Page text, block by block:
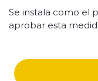
Se instala como el
aprobar esta